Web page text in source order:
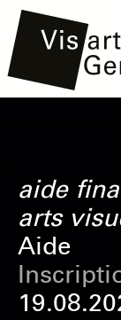
principal
aide
arts
Aide